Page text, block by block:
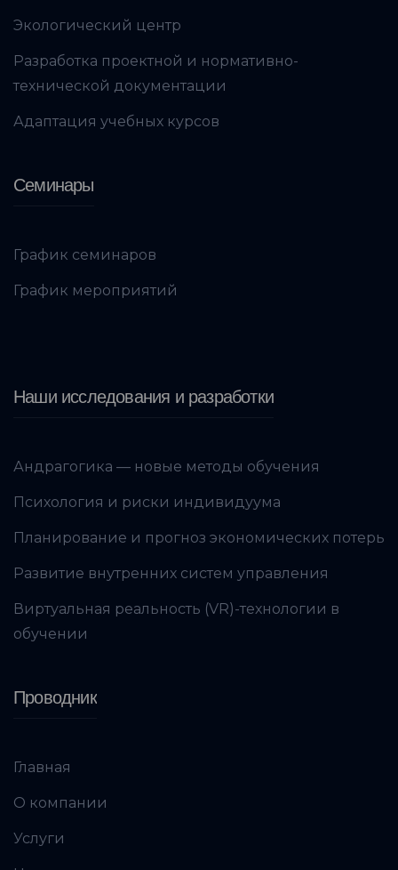
Экологический центр
Разработка проектной и нормативно-
технической документации
Адаптация учебных курсов
Семинары
График семинаров
График мероприятий
Наши исследования и разработки
Андрагогика — новые методы обучения
Психология и риски индивидуума
Планирование и прогноз экономических потерь
Развитие внутренних систем управления
Виртуальная реальность (VR)-технологии в
обучении
Проводник
Главная
О компании
Услуги